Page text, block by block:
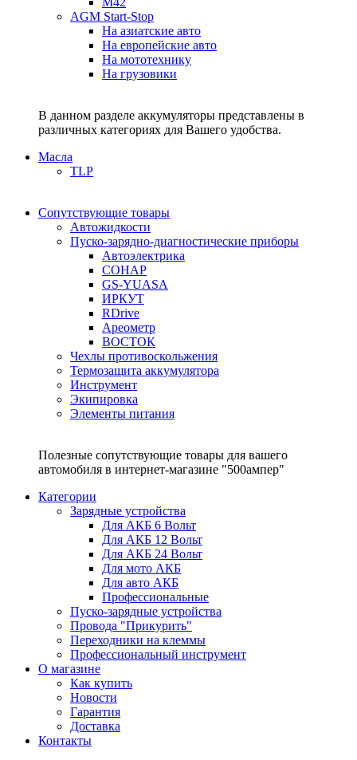
AGM Start-Stop
На азиатские авто
На европейские авто
На мототехнику
На грузовики
В данном разделе аккумуляторы представлены в
различных категориях для Вашего удобства.
Масла
TLP
Сопутствующие товары
Автожидкости
Пуско-зарядно-диагностические приборы
Автоэлектрика
СОНАР
GS-YUASA
ИРКУТ
RDrive
Ареометр
ВОСТОК
Чехлы противоскольжения
Термозащита аккумулятора
Инструмент
Экипировка
Элементы питания
Полезные сопутствующие товары для вашего
автомобиля в интернет-магазине "500ампер"
Категории
Зарядные устройства
Для АКБ 6 Вольт
Для АКБ 12 Вольт
Для АКБ 24 Вольт
Для мото АКБ
Для авто АКБ
Профессиональные
Пуско-зарядные устройства
Провода "Прикурить"
Переходники на клеммы
Профессиональный инструмент
О магазине
Как купить
Новости
Гарантия
Доставка
Контакты